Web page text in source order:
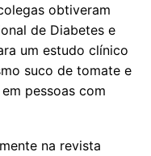
obtiveram
de Diabetes e
um estudo clínico
suco de tomate e
pessoas com
na revista